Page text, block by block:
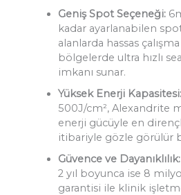
Geniş Spot Seçeneği:
kadar ayarlanabilen
alanlarda hassas
bölgelerde ultra hızlı
imkanı sunar.
Yüksek Enerji Kapasitesi:
500J/cm², Alexandrite
enerji gücüyle en
itibariyle gözle görülür
Güvence ve Dayanıklılık:
2 yıl boyunca ise 8
garantisi ile klinik